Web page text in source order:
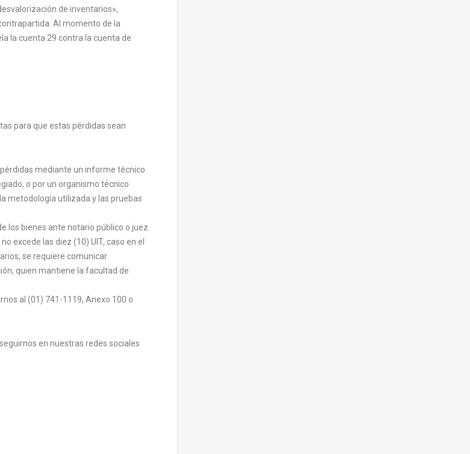
de inventarios»,
Al momento de la
la cuenta 29 contra la cuenta de
para que estas pérdidas sean
mediante un informe técnico
o por un organismo técnico
metodología utilizada y las pruebas
los bienes ante notario público o juez
excede las diez (10) UIT, caso en el
se requiere comunicar
quien mantiene la facultad de
al (01) 741-1119, Anexo 100 o
en nuestras redes sociales